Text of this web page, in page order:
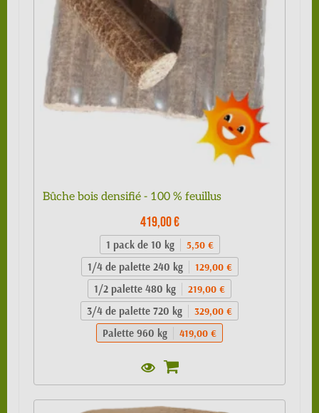
Bûche bois densifié - 100 % feuillus
419,00 €
1 pack de 10 kg 5,50 €
1/4 de palette 240 kg 129,00 €
1/2 palette 480 kg 219,00 €
3/4 de palette 720 kg 329,00 €
Palette 960 kg 419,00 €